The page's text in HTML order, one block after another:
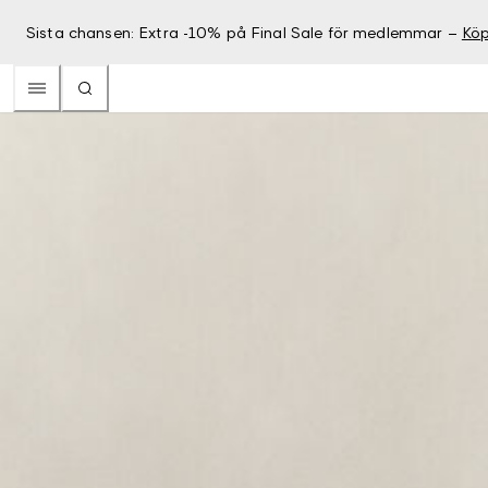
Sista chansen: Extra -10% på Final Sale för medlemmar –